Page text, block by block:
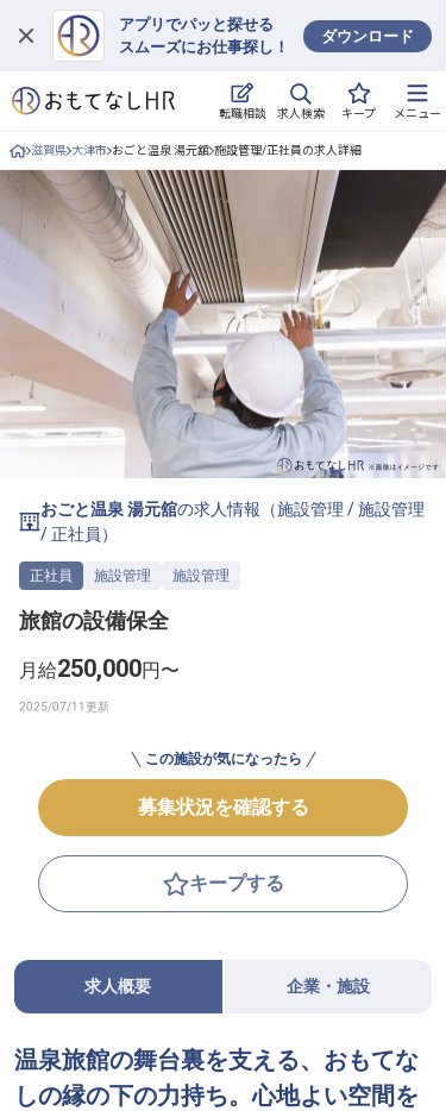
アプリでパッと探せる
スムーズにお仕事探し！
ダウンロード
転職相談 求人検索 キープ メニュー
ログイン
求人・施設を探す
キープした求人
就職・転職 合同説明会
おもてなしHRについて
ご利用の流れ
よくある質問
ホテル・宿泊業界情報コラム
無料 転職サポートに申し込む
採用をお考えの企業様へ
滋賀県 大津市 おごと温泉 湯元舘 施設管理/正社員の求人詳細
おごと温泉 湯元舘の求人情報（施設管理 /施設管理
/正社員 ）
正社員 施設管理 施設管理
旅館の設備保全
月給250,000円〜
この施設が気になったら
募集状況を確認する
キープする
求人概要 企業・施設
温泉旅館の舞台裏を支える、おもてな
しの縁の下の力持ち。心地よい空間を